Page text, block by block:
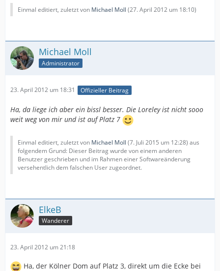
Einmal editiert, zuletzt von Michael Moll (27. April 2012 um 18:10)
Michael Moll
Administrator
23. April 2012 um 18:31 Offizieller Beitrag
Ha, da liege ich aber ein bissl besser. Die Loreley ist nicht sooo
weit weg von mir und ist auf Platz 7
Einmal editiert, zuletzt von Michael Moll (7. Juli 2015 um 12:28) aus
folgendem Grund: Dieser Beitrag wurde von einem anderen
Benutzer geschrieben und im Rahmen einer Softwareänderung
versehentlich dem falschen User zugeordnet.
ElkeB
Wanderer
23. April 2012 um 21:18
Ha, der Kölner Dom auf Platz 3, direkt um die Ecke bei